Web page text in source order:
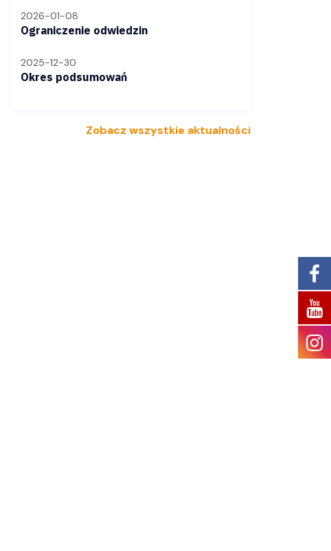
2026-01-08
Ograniczenie odwiedzin
2025-12-30
Okres podsumowań
Zobacz wszystkie aktualności